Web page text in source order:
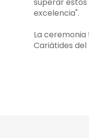
excelencia".
La ceremonia
Cariátides del